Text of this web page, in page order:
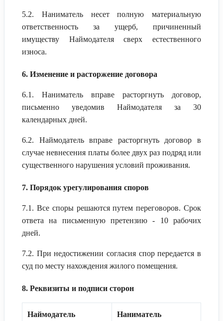
5.2. Наниматель несет полную материальную
ответственность за ущерб, причиненный
имуществу Наймодателя сверх естественного
износа.
6. Изменение и расторжение договора
6.1. Наниматель вправе расторгнуть договор,
письменно уведомив Наймодателя за 30
календарных дней.
6.2. Наймодатель вправе расторгнуть договор в
случае невнесения платы более двух раз подряд или
существенного нарушения условий проживания.
7. Порядок урегулирования споров
7.1. Все споры решаются путем переговоров. Срок
ответа на письменную претензию - 10 рабочих
дней.
7.2. При недостижении согласия спор передается в
суд по месту нахождения жилого помещения.
8. Реквизиты и подписи сторон
Наймодатель Наниматель